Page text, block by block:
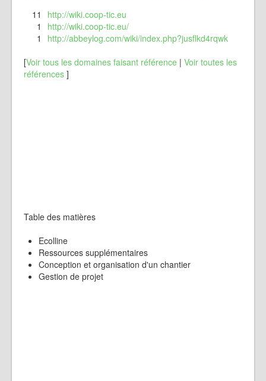
11
http://wiki.coop-tic.eu
1
http://wiki.coop-tic.eu/
1
http://abbeylog.com/wiki/index.php?jusflkd4rqwk
[Voir tous les domaines faisant référence | Voir toutes les
références ]
Table des matières
Ecolline
Ressources supplémentaires
Conception et organisation d'un chantier
Gestion de projet